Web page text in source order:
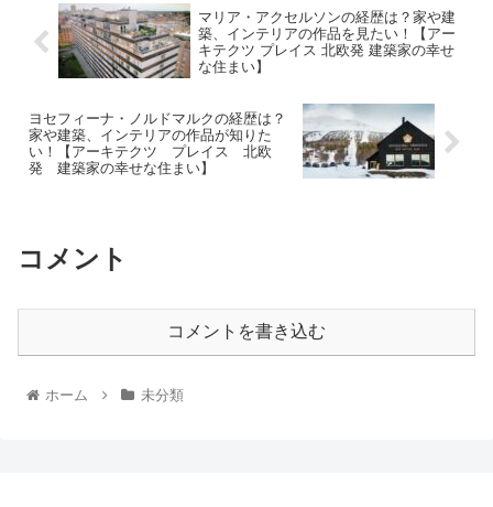
マリア・アクセルソンの経歴は？家や建
築、インテリアの作品を見たい！【アー
キテクツ プレイス 北欧発 建築家の幸せ
な住まい】
ヨセフィーナ・ノルドマルクの経歴は？
家や建築、インテリアの作品が知りた
い！【アーキテクツ プレイス 北欧
発 建築家の幸せな住まい】
コメント
コメントを書き込む
ホーム 未分類